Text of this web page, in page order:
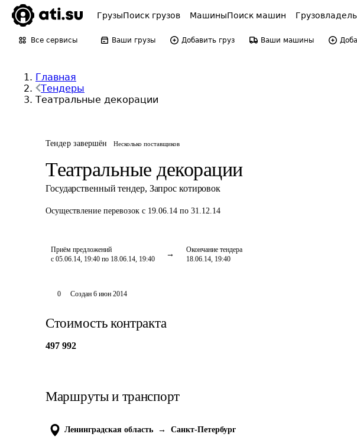
ГрузыПоиск грузов МашиныПоиск машин
Все сервисы Ваши грузы Добавить груз Ваши машины
Главная
Тендеры
Театральные декорации
Тендер завершён Несколько поставщиков
Театральные декорации
Государственный тендер, Запрос котировок
Осуществление перевозок с 19.06.14 по 31.12.14
Приём предложений
с 05.06.14, 19:40 по 18.06.14, 19:40
Окончание тендера
18.06.14, 19:40
0 Создан 6 июн 2014
Стоимость контракта
497 992
Маршруты и транспорт
Ленинградская область → Санкт-Петербург